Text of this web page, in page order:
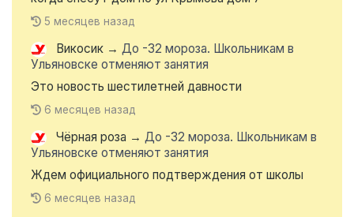
5 месяцев назад
Викосик → До -32 мороза. Школьникам в
Ульяновске отменяют занятия
Это новость шестилетней давности
6 месяцев назад
Чёрная роза → До -32 мороза. Школьникам в
Ульяновске отменяют занятия
Ждем официального подтверждения от школы
6 месяцев назад